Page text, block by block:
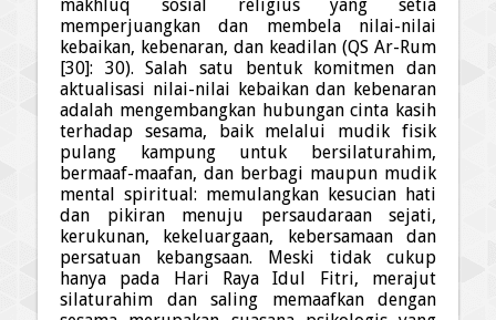
makhluq sosial religius yang setia
memperjuangkan dan membela nilai-nilai
kebaikan, kebenaran, dan keadilan (QS Ar-Rum
[30]: 30). Salah satu bentuk komitmen dan
aktualisasi nilai-nilai kebaikan dan kebenaran
adalah mengembangkan hubungan cinta kasih
terhadap sesama, baik melalui
mudik fisik
pulang kampung untuk bersilaturahim,
bermaaf-maafan, dan berbagi maupun mudik
mental spiritual: memulangkan kesucian hati
dan pikiran menuju persaudaraan sejati,
kerukunan, kekeluargaan, kebersamaan dan
persatuan kebangsaan. Meski tidak cukup
hanya pada Hari Raya Idul Fitri, merajut
silaturahim dan saling memaafkan dengan